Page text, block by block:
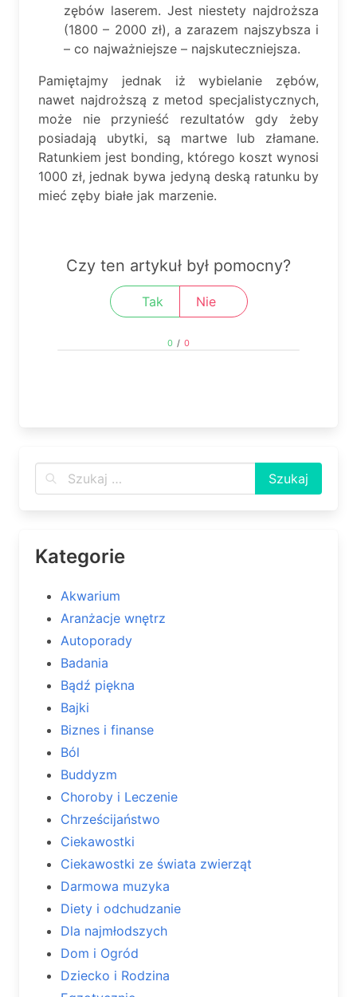
zębów laserem. Jest niestety najdroższa
(1800 – 2000 zł), a zarazem najszybsza i
– co najważniejsze – najskuteczniejsza.
Pamiętajmy jednak iż wybielanie zębów,
nawet najdroższą z metod specjalistycznych,
może nie przynieść rezultatów gdy żeby
posiadają ubytki, są martwe lub złamane.
Ratunkiem jest bonding, którego koszt wynosi
1000 zł, jednak bywa jedyną deską ratunku by
mieć zęby białe jak marzenie.
Czy ten artykuł był pomocny?
Tak Nie
0 / 0
Kategorie
Akwarium
Aranżacje wnętrz
Autoporady
Badania
Bądź piękna
Bajki
Biznes i finanse
Ból
Buddyzm
Choroby i Leczenie
Chrześcijaństwo
Ciekawostki
Ciekawostki ze świata zwierząt
Darmowa muzyka
Diety i odchudzanie
Dla najmłodszych
Dom i Ogród
Dziecko i Rodzina